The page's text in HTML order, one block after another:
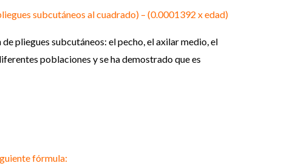
subcutáneos al cuadrado) – (0.0001392 x edad)
pliegues subcutáneos: el pecho, el axilar medio, el
poblaciones y se ha demostrado que es
fórmula: